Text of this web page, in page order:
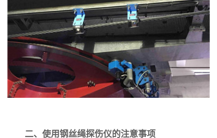
二、使用钢丝绳探伤仪的注意事项